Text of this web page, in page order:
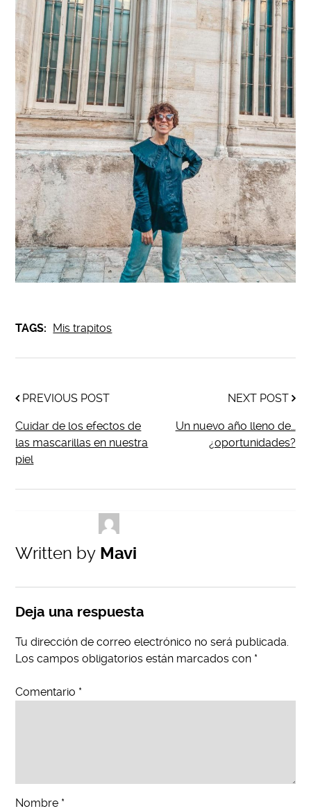
TAGS: Mis trapitos
PREVIOUS POST
Cuidar de los efectos de
las mascarillas en nuestra
piel
NEXT POST
Un nuevo año lleno de…
¿oportunidades?
Written by Mavi
Deja una respuesta
Tu dirección de correo electrónico no será publicada.
Los campos obligatorios están marcados con *
Comentario *
Nombre *